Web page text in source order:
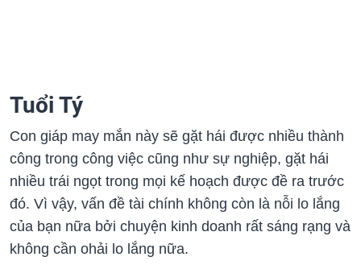
Tuổi Tý
Con giáp may mắn này sẽ gặt hái được nhiều thành
công trong công việc cũng như sự nghiệp, gặt hái
nhiều trái ngọt trong mọi kế hoạch được đề ra trước
đó. Vì vậy, vấn đề tài chính không còn là nỗi lo lắng
của bạn nữa bởi chuyện kinh doanh rất sáng rạng và
không cần ohải lo lắng nữa.